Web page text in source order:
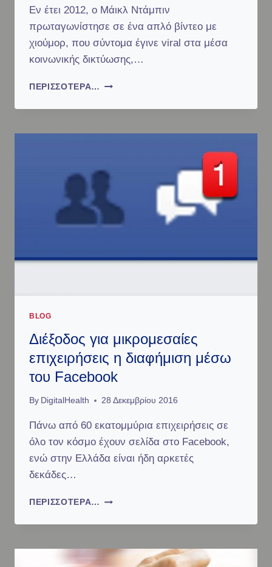
Εν έτει 2012, ο Μάικλ Ντάμπιν
πρωταγωνίστησε σε ένα απλό βίντεο με
χιούμορ, που σύντομα έγινε viral στα μέσα
κοινωνικής δικτύωσης,…
ΠΕΡΙΣΣΌΤΕΡΑ… Σ
.
Κ
Β
Ί
Τ
Σ
-
Π
Ε
Α
Ι
Ο
Π
Σ
BLOG
Διέξοδος για μικρομεσαίες
επιχειρήσεις η διαφήμιση μέσω
του Facebook
By DigitalHealth 28 Δεκεμβρίου 2016
Πάνω από 60 εκατομμύρια επιχειρήσεις σε
όλο τον κόσμο έχουν σελίδα στο Facebook,
ενώ στην Ελλάδα είναι ήδη αρκετές
δεκάδες…
ΠΕΡΙΣΣΌΤΕΡΑ… Δ
Έ
Ο